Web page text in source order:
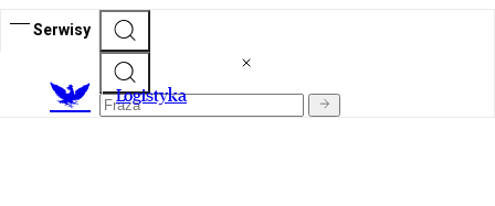
Serwisy
Logistyka